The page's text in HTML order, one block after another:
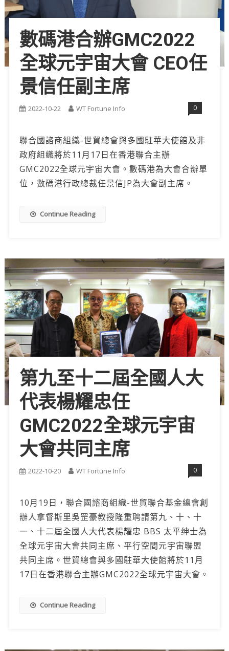
數碼港合辦GMC2022
全球元宇宙大會 CEO任
景信任副主席
2022-10-22 WT Fortune Info 0
聯合國諮商組織-世貿總會與多國駐華大使館及非
政府組織將於11月17日在香港聯合主辦
GMC2022全球元宇宙大會。數碼港為大會合辦單
位，數碼港行政總裁任景信JP為大會副主席。
Continue Reading
第九至十二屆全國人大
代表楊耀忠任
GMC2022全球元宇宙
大會共同主席
2022-10-20 WT Fortune Info 0
10月19日，聯合國諮商組織-世貿聯合基金總會創
辦人拿督斯里吳罡豪教授隆重聘請第九、十、十
一、十二屆全國人大代表楊耀忠 BBS 太平绅士為
全球元宇宙大會共同主席、平行空間元宇宙聯盟
共同主席。世貿總會與多國駐華大使館將於11月
17日在香港聯合主辦GMC2022全球元宇宙大會。
Continue Reading